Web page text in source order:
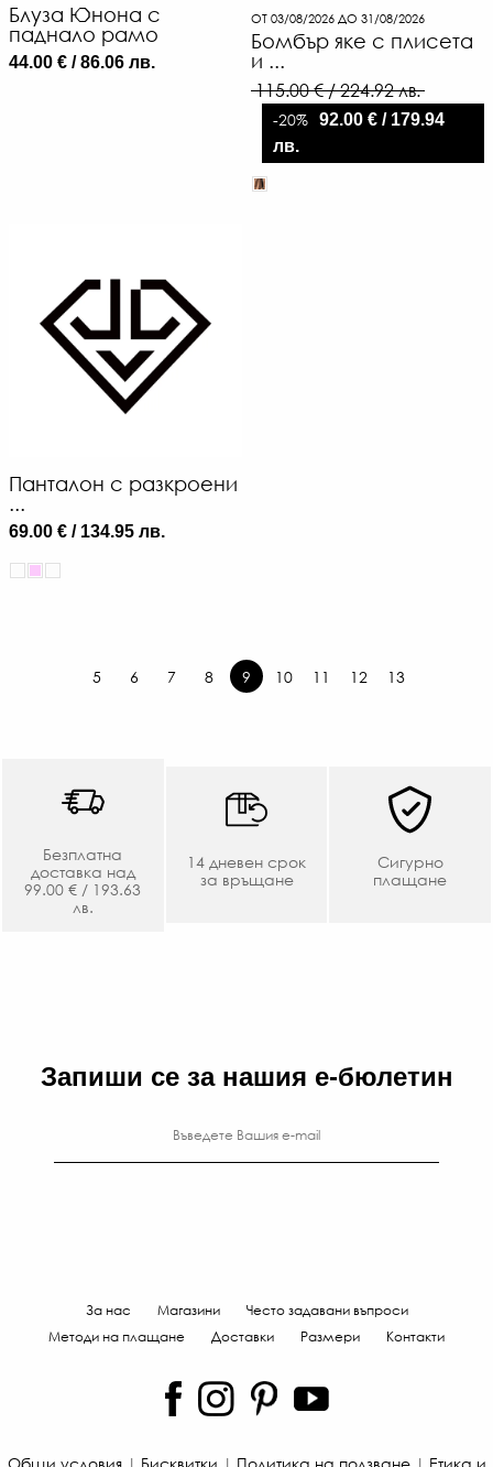
Блуза Юнона с
паднало рамо
44.00 € / 86.06 лв.
ОТ 03/08/2026 ДО 31/08/2026
Бомбър яке с плисета
и ...
115.00 € / 224.92 лв.
-20% 92.00 € / 179.94
лв.
Панталон с разкроени
...
69.00 € / 134.95 лв.
5 6 7 8 9 10 11 12 13
Безплатна
доставка над
99.00 € / 193.63
лв.
14 дневен срок
за връщане
Сигурно
плащане
Запиши се за нашия е-бюлетин
За нас Магазини
Често задавани въпроси
Методи на плащане
Доставки Размери Контакти
Общи условия| Бисквитки | Политика на ползване| Етика и